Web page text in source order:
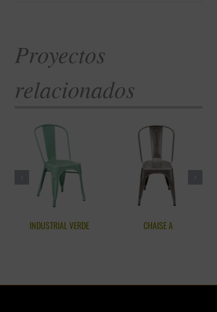
Proyectos
relacionados
INDUSTRIAL VERDE CHAISE A